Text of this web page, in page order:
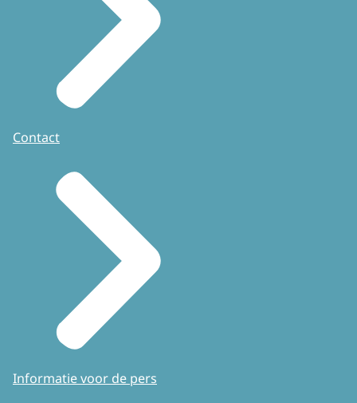
Contact
Informatie voor de pers